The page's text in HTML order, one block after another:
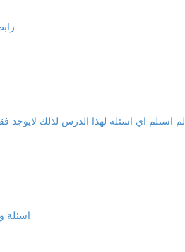
لم استلم اي اسئلة لهذا الدرس لذلك لايوجد
اسئلة